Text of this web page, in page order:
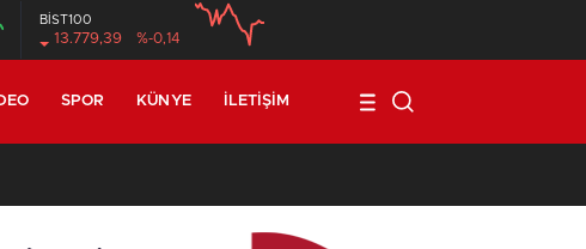
BİST100
13.779,39 %-0,14
SPOR KÜNYE İLETIŞIM